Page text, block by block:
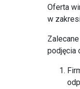
Oferta
w
podjęcia